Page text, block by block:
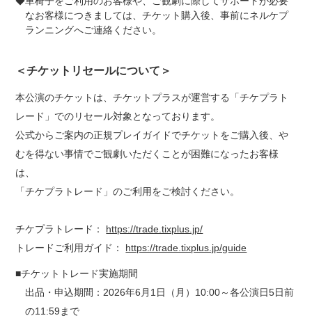
なお客様につきましては、チケット購入後、事前にネルケプ
ランニングへご連絡ください。
＜チケットリセールについて＞
本公演のチケットは、チケットプラスが運営する「チケプラト
レード」でのリセール対象となっております。
公式からご案内の正規プレイガイドでチケットをご購入後、や
むを得ない事情でご観劇いただくことが困難になったお客様
は、
「チケプラトレード」のご利用をご検討ください。
チケプラトレード： https://trade.tixplus.jp/
トレードご利用ガイド： https://trade.tixplus.jp/guide
■チケットトレード実施期間
出品・申込期間：2026年6月1日（月）10:00～各公演日5日前
の11:59まで